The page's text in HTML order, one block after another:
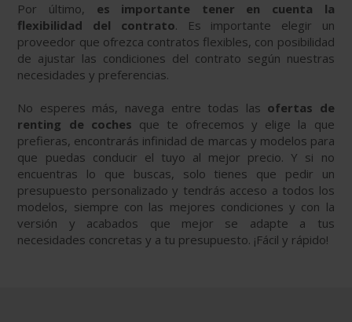
Por último, es importante tener en cuenta la
flexibilidad del contrato. Es importante elegir un
proveedor que ofrezca contratos flexibles, con posibilidad
de ajustar las condiciones del contrato según nuestras
necesidades y preferencias.
No esperes más, navega entre todas las ofertas de
renting de coches que te ofrecemos y elige la que
prefieras, encontrarás infinidad de marcas y modelos para
que puedas conducir el tuyo al mejor precio. Y si no
encuentras lo que buscas, solo tienes que pedir un
presupuesto personalizado y tendrás acceso a todos los
modelos, siempre con las mejores condiciones y con la
versión y acabados que mejor se adapte a tus
necesidades concretas y a tu presupuesto. ¡Fácil y rápido!